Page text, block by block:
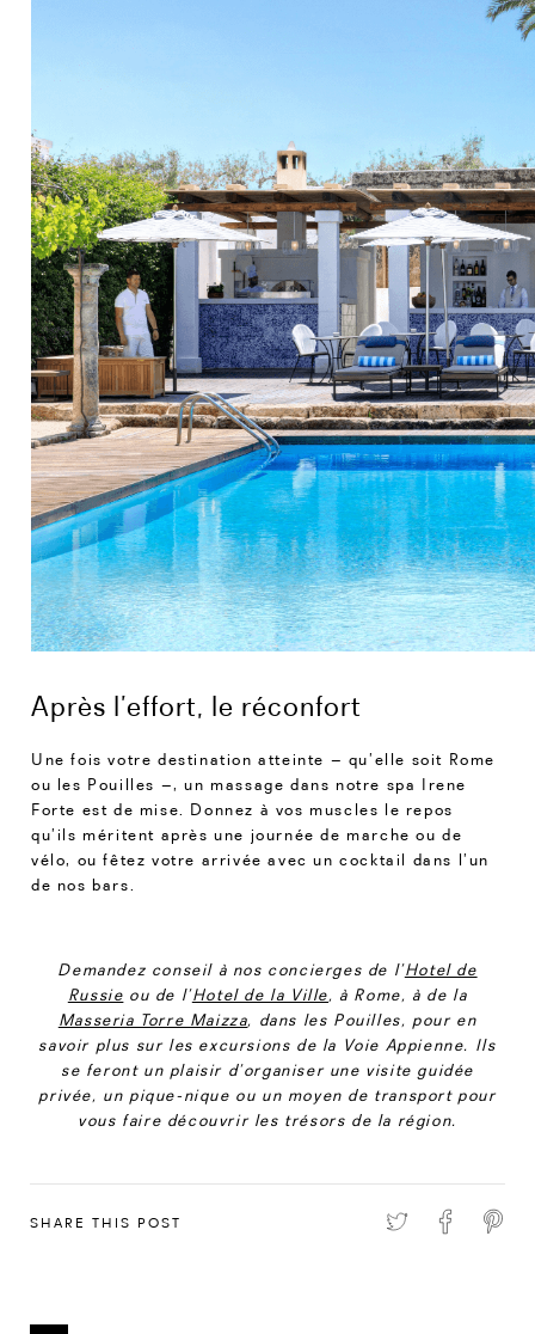
Après l’effort, le réconfort
Une fois votre destination atteinte – qu’elle soit Rome
ou les Pouilles –, un massage dans notre spa Irene
Forte est de mise. Donnez à vos muscles le repos
qu’ils méritent après une journée de marche ou de
vélo, ou fêtez votre arrivée avec un cocktail dans l’un
de nos bars.
Demandez conseil à nos concierges de l’Hotel de
Russie ou de l’Hotel de la Ville, à Rome, à de la
Masseria Torre Maizza, dans les Pouilles, pour en
savoir plus sur les excursions de la Voie Appienne. Ils
se feront un plaisir d’organiser une visite guidée
privée, un pique-nique ou un moyen de transport pour
vous faire découvrir les trésors de la région.
SHARE THIS POST